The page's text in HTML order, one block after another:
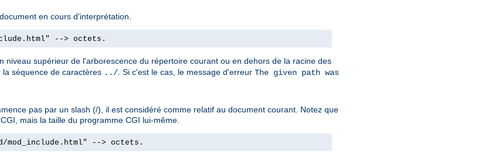
en cours d'interprétation.
--> octets.
niveau supérieur de l'arborescence du répertoire courant ou en dehors de la racine des
séquence de caractères ../ . Si c'est le cas, le message d'erreur The given path was
pas par un slash (/), il est considéré comme relatif au document courant. Notez que
mais la taille du programme CGI lui-même.
--> octets.